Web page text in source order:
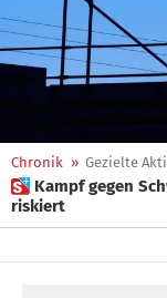
Chronik » Gezielte
 Kampf gegen Schwarzarbeit: Wer jetzt verstärkt Kontrollen
riskiert